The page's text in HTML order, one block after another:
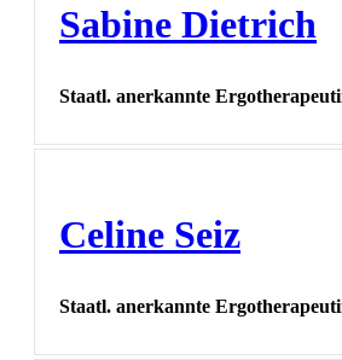
Sabine Dietrich
Staatl. anerkannte
Celine Seiz
Staatl. anerkannte